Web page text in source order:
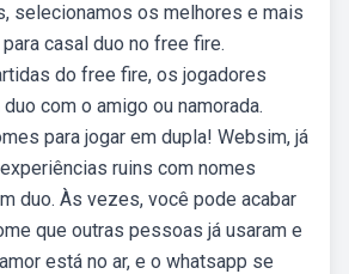
selecionamos os melhores e mais
casal duo no free fire.
do free fire, os jogadores
com o amigo ou namorada.
para jogar em dupla! Websim, já
ruins com nomes
duo. Às vezes, você pode acabar
que outras pessoas já usaram e
está no ar, e o whatsapp se